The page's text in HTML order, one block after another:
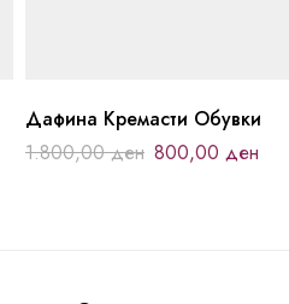
Дафина Кремасти Обувки
1.800,00ден 800,00 ден